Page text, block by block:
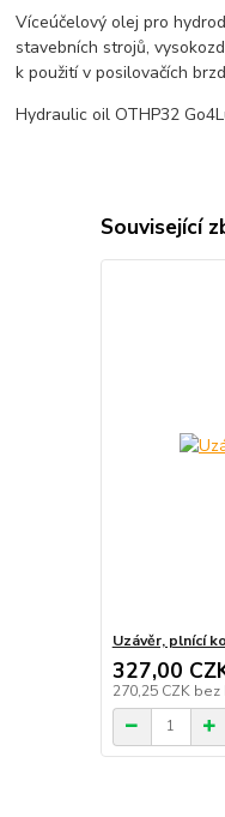
Víceúčelový olej pro
stavebních strojů,
k použití v posilovačích
Hydraulic oil OTHP32
Související
Uzávěr, plnící
327,00
270,25 CZK bez